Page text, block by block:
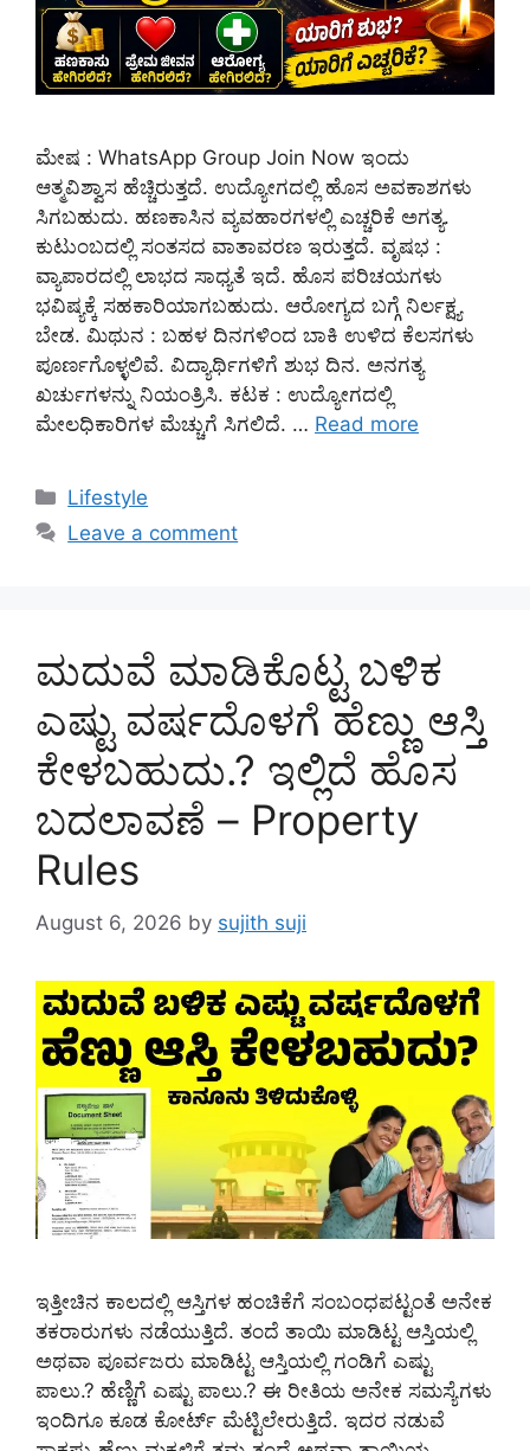
ಮೇಷ : WhatsApp Group Join Now ಇಂದು
ಆತ್ಮವಿಶ್ವಾಸ ಹೆಚ್ಚಿರುತ್ತದೆ. ಉದ್ಯೋಗದಲ್ಲಿ ಹೊಸ ಅವಕಾಶಗಳು
ಸಿಗಬಹುದು. ಹಣಕಾಸಿನ ವ್ಯವಹಾರಗಳಲ್ಲಿ ಎಚ್ಚರಿಕೆ ಅಗತ್ಯ.
ಕುಟುಂಬದಲ್ಲಿ ಸಂತಸದ ವಾತಾವರಣ ಇರುತ್ತದೆ. ವೃಷಭ :
ವ್ಯಾಪಾರದಲ್ಲಿ ಲಾಭದ ಸಾಧ್ಯತೆ ಇದೆ. ಹೊಸ ಪರಿಚಯಗಳು
ಭವಿಷ್ಯಕ್ಕೆ ಸಹಕಾರಿಯಾಗಬಹುದು. ಆರೋಗ್ಯದ ಬಗ್ಗೆ ನಿರ್ಲಕ್ಷ್ಯ
ಬೇಡ. ಮಿಥುನ : ಬಹಳ ದಿನಗಳಿಂದ ಬಾಕಿ ಉಳಿದ ಕೆಲಸಗಳು
ಪೂರ್ಣಗೊಳ್ಳಲಿವೆ. ವಿದ್ಯಾರ್ಥಿಗಳಿಗೆ ಶುಭ ದಿನ. ಅನಗತ್ಯ
ಖರ್ಚುಗಳನ್ನು ನಿಯಂತ್ರಿಸಿ. ಕಟಕ : ಉದ್ಯೋಗದಲ್ಲಿ
ಮೇಲಧಿಕಾರಿಗಳ ಮೆಚ್ಚುಗೆ ಸಿಗಲಿದೆ. … Read more
Categories
Lifestyle
Leave a comment
ಮದುವೆ ಮಾಡಿಕೊಟ್ಟ ಬಳಿಕ
ಎಷ್ಟು ವರ್ಷದೊಳಗೆ ಹೆಣ್ಣು ಆಸ್ತಿ
ಕೇಳಬಹುದು.? ಇಲ್ಲಿದೆ ಹೊಸ
ಬದಲಾವಣೆ – Property
Rules
August 6, 2026 by sujith suji
ಇತ್ತೀಚಿನ ಕಾಲದಲ್ಲಿ ಆಸ್ತಿಗಳ ಹಂಚಿಕೆಗೆ ಸಂಬಂಧಪಟ್ಟಂತೆ ಅನೇಕ
ತಕರಾರುಗಳು ನಡೆಯುತ್ತಿದೆ. ತಂದೆ ತಾಯಿ ಮಾಡಿಟ್ಟ ಆಸ್ತಿಯಲ್ಲಿ
ಅಥವಾ ಪೂರ್ವಜರು ಮಾಡಿಟ್ಟ ಆಸ್ತಿಯಲ್ಲಿ ಗಂಡಿಗೆ ಎಷ್ಟು
ಪಾಲು.? ಹೆಣ್ಣಿಗೆ ಎಷ್ಟು ಪಾಲು.? ಈ ರೀತಿಯ ಅನೇಕ ಸಮಸ್ಯೆಗಳು
ಇಂದಿಗೂ ಕೂಡ ಕೋರ್ಟ್ ಮೆಟ್ಟಿಲೇರುತ್ತಿದೆ. ಇದರ ನಡುವೆ